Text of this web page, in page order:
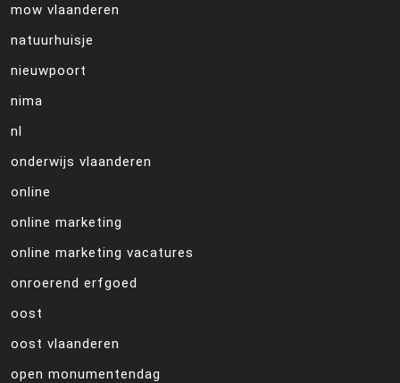
mow vlaanderen
natuurhuisje
nieuwpoort
nima
nl
onderwijs vlaanderen
online
online marketing
online marketing vacatures
onroerend erfgoed
oost
oost vlaanderen
open monumentendag